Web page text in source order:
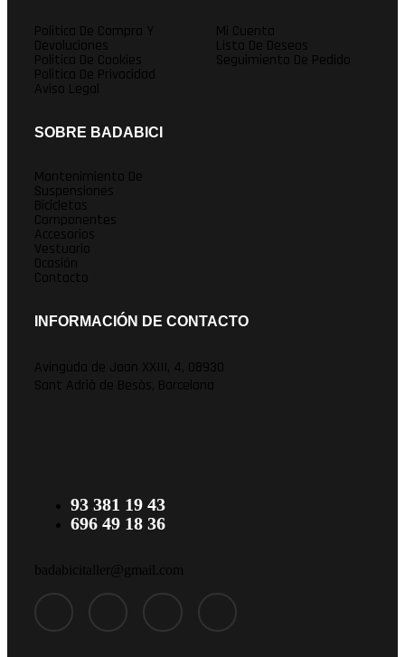
Politica De Compra Y
Devoluciones
Politica De Cookies
Politica De Privacidad
Aviso Legal
Mi Cuenta
Lista De Deseos
Seguimiento De Pedido
SOBRE BADABICI
Mantenimiento De
Suspensiones
Bicicletas
Componentes
Accesorios
Vestuario
Ocasión
Contacto
INFORMACIÓN DE CONTACTO
Avinguda de Joan XXIII, 4, 08930
Sant Adrià de Besòs, Barcelona
93 381 19 43
696 49 18 36
badabicitaller@gmail.com